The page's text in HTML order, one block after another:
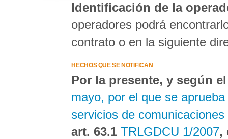
Identificación de la
operadores podrá
contrato o en la siguiente
HECHOS QUE SE NOTIFICAN
Por la presente, y según
mayo, por el que se
servicios de
art. 63.1 TRLGDCU 1/2007,